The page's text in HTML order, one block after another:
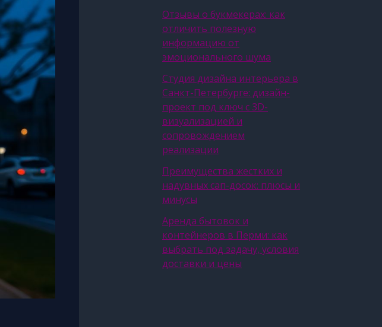
Отзывы о букмекерах: как
отличить полезную
информацию от
эмоционального шума
Студия дизайна интерьера в
Санкт-Петербурге: дизайн-
проект под ключ с 3D-
визуализацией и
сопровождением
реализации
Преимущества жестких и
надувных сап-досок: плюсы и
минусы
Аренда бытовок и
контейнеров в Перми: как
выбрать под задачу, условия
доставки и цены